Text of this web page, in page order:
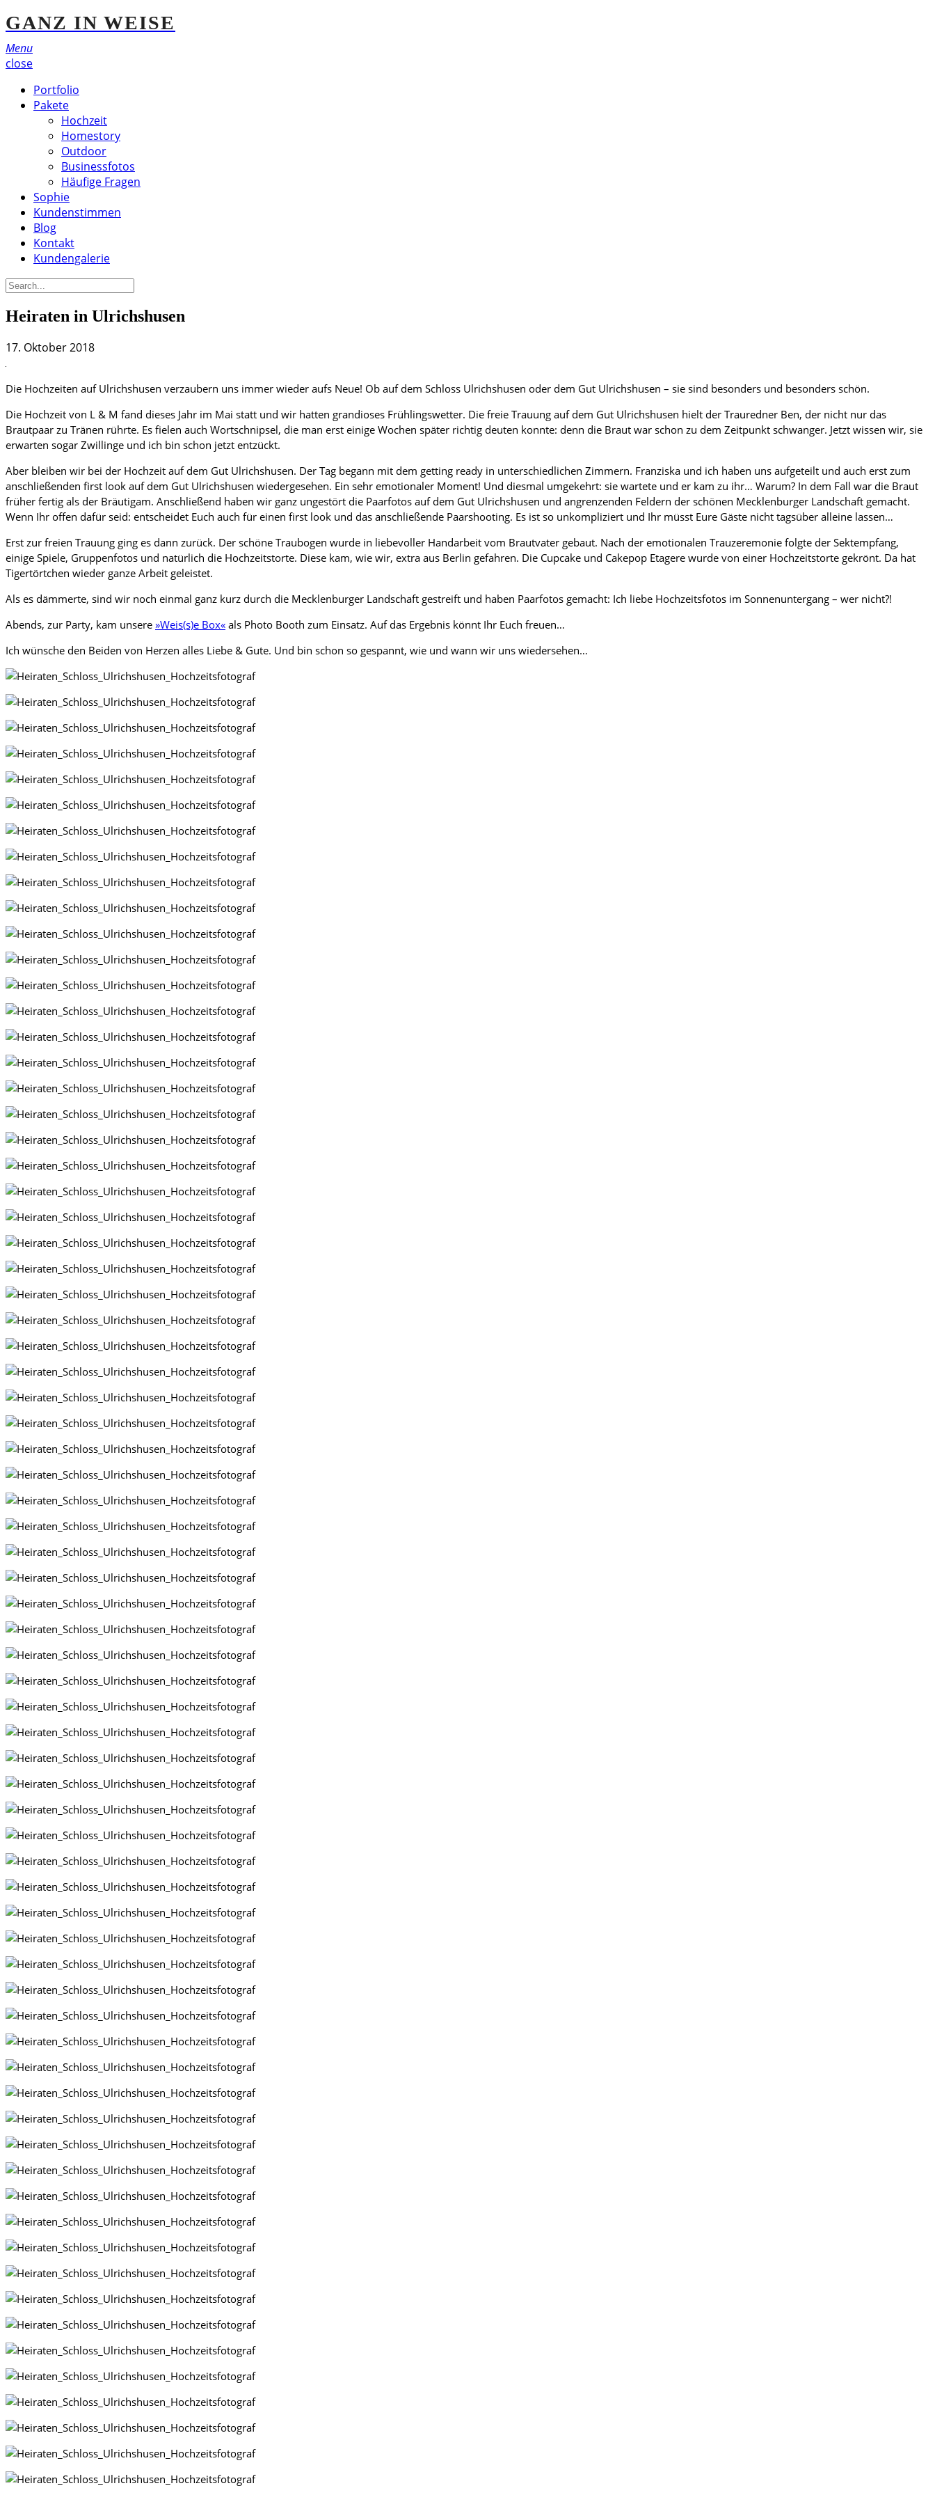
GANZ IN WEISE
Menu
close
Portfolio
Pakete
Hochzeit
Homestory
Outdoor
Businessfotos
Häufige Fragen
Sophie
Kundenstimmen
Blog
Kontakt
Kundengalerie
Heiraten in Ulrichshusen
17. Oktober 2018
Die Hochzeiten auf Ulrichshusen verzaubern uns immer wieder aufs Neue! Ob auf dem Schloss Ulrichshusen oder dem Gut Ulrichshusen – sie sind besonders und besonders schön.
Die Hochzeit von L & M fand dieses Jahr im Mai statt und wir hatten grandioses Frühlingswetter. Die freie Trauung auf dem Gut Ulrichshusen hielt der Trauredner Ben, der nicht nur das
Brautpaar zu Tränen rührte. Es fielen auch Wortschnipsel, die man erst einige Wochen später richtig deuten konnte: denn die Braut war schon zu dem Zeitpunkt schwanger. Jetzt wissen wir, sie
erwarten sogar Zwillinge und ich bin schon jetzt entzückt.
Aber bleiben wir bei der Hochzeit auf dem Gut Ulrichshusen. Der Tag begann mit dem getting ready in unterschiedlichen Zimmern. Franziska und ich haben uns aufgeteilt und auch erst zum
anschließenden first look auf dem Gut Ulrichshusen wiedergesehen. Ein sehr emotionaler Moment! Und diesmal umgekehrt: sie wartete und er kam zu ihr… Warum? In dem Fall war die Braut
früher fertig als der Bräutigam. Anschließend haben wir ganz ungestört die Paarfotos auf dem Gut Ulrichshusen und angrenzenden Feldern der schönen Mecklenburger Landschaft gemacht.
Wenn Ihr offen dafür seid: entscheidet Euch auch für einen first look und das anschließende Paarshooting. Es ist so unkompliziert und Ihr müsst Eure Gäste nicht tagsüber alleine lassen…
Erst zur freien Trauung ging es dann zurück. Der schöne Traubogen wurde in liebevoller Handarbeit vom Brautvater gebaut. Nach der emotionalen Trauzeremonie folgte der Sektempfang,
einige Spiele, Gruppenfotos und natürlich die Hochzeitstorte. Diese kam, wie wir, extra aus Berlin gefahren. Die Cupcake und Cakepop Etagere wurde von einer Hochzeitstorte gekrönt. Da hat
Tigertörtchen wieder ganze Arbeit geleistet.
Als es dämmerte, sind wir noch einmal ganz kurz durch die Mecklenburger Landschaft gestreift und haben Paarfotos gemacht: Ich liebe Hochzeitsfotos im Sonnenuntergang – wer nicht?!
Abends, zur Party, kam unsere »Weis(s)e Box« als Photo Booth zum Einsatz. Auf das Ergebnis könnt Ihr Euch freuen…
Ich wünsche den Beiden von Herzen alles Liebe & Gute. Und bin schon so gespannt, wie und wann wir uns wiedersehen…